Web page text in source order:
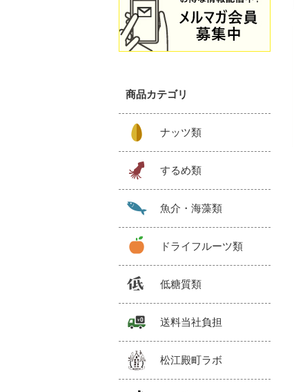
商品カテゴリ
ナッツ類
するめ類
魚介・海藻類
ドライフルーツ類
低糖質類
送料当社負担
松江殿町ラボ